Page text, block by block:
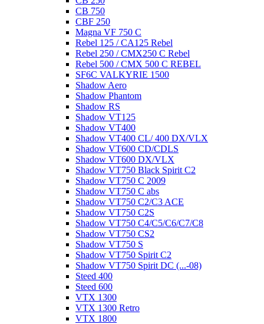
CB 750
CBF 250
Magna VF 750 C
Rebel 125 / CA125 Rebel
Rebel 250 / CMX250 C Rebel
Rebel 500 / CMX 500 C REBEL
SF6C VALKYRIE 1500
Shadow Aero
Shadow Phantom
Shadow RS
Shadow VT125
Shadow VT400
Shadow VT400 CL/ 400 DX/VLX
Shadow VT600 CD/CDLS
Shadow VT600 DX/VLX
Shadow VT750 Black Spirit C2
Shadow VT750 C 2009
Shadow VT750 C abs
Shadow VT750 C2/C3 ACE
Shadow VT750 C2S
Shadow VT750 C4/C5/C6/C7/C8
Shadow VT750 CS2
Shadow VT750 S
Shadow VT750 Spirit C2
Shadow VT750 Spirit DC (...-08)
Steed 400
Steed 600
VTX 1300
VTX 1300 Retro
VTX 1800